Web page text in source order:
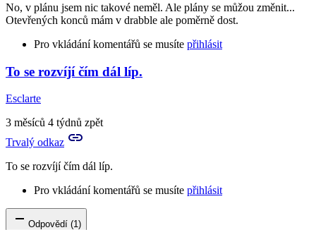
No, v plánu jsem nic takové neměl. Ale plány se můžou změnit...
Otevřených konců mám v drabble ale poměrně dost.
Pro vkládání komentářů se musíte přihlásit
In
reply
to
Super,
vidím,
že
by
To se rozvíjí čím dál líp.
Esclarte
3 měsíců 4 týdnů zpět
Trvalý odkaz
To se rozvíjí čím dál líp.
Pro vkládání komentářů se musíte přihlásit
Odpovědí (1)